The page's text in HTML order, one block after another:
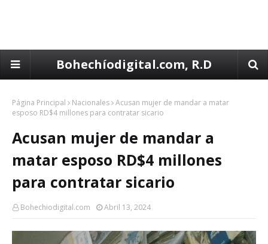
Bohechíodigital.com, R.D
Página Principal Nacionales Acusan mujer de mandar a matar
esposo RD$4 millones para contratar sicario
Acusan mujer de mandar a
matar esposo RD$4 millones
para contratar sicario
Bohechiodigital.com Abril 13, 2024